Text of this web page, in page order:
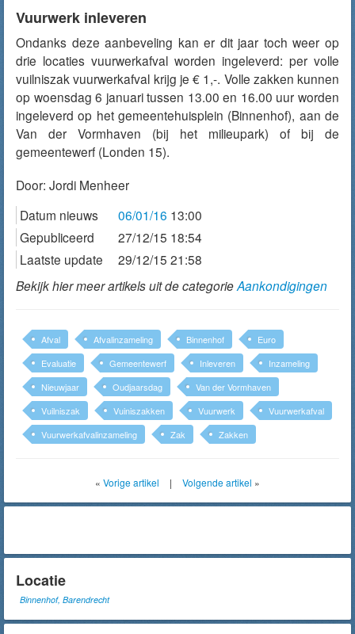
Vuurwerk inleveren
Ondanks deze aanbeveling kan er dit jaar toch weer op
drie locaties vuurwerkafval worden ingeleverd: per volle
vuilniszak vuurwerkafval krijg je € 1,-. Volle zakken kunnen
op woensdag 6 januari tussen 13.00 en 16.00 uur worden
ingeleverd op het gemeentehuisplein (Binnenhof), aan de
Van der Vormhaven (bij het milieupark) of bij de
gemeentewerf (Londen 15).
Door: Jordi Menheer
Datum nieuws
06/01/16 13:00
Gepubliceerd
27/12/15 18:54
Laatste update
29/12/15 21:58
Bekijk hier meer artikels uit de categorieAankondigingen
Afval Afvalinzameling Binnenhof
Euro
Evaluatie
Gemeentewerf Inleveren
Inzameling
Nieuwjaar
Oudjaarsdag
Van der Vormhaven
Vuilniszak
Vuiniszakken Vuurwerk
Vuurwerkafval
Vuurwerkafvalinzameling
Zak Zakken
« Vorige artikel | Volgende artikel »
Locatie
Binnenhof, Barendrecht